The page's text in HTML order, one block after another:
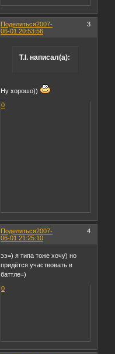
Поделиться 3
2007-
06-01 20:53:56
T.I. написал(а):
Ну хорошо))
0
Поделиться 4
2007-
06-01 21:25:10
ээ=) я типа тоже хочу) но
придётся участвовать в
баттле=)
0